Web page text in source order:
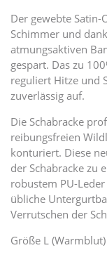
Der gewebte
Schimmer und
atmungsaktiven
gespart. Das zu
reguliert Hitze und
zuverlässig auf.
Die Schabracke
reibungsfreien
konturiert. Diese
der Schabracke zu
robustem PU-
übliche
Verrutschen der
Größe L (Warmblut)